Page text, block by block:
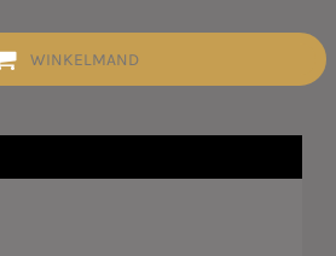
WINKELMAND